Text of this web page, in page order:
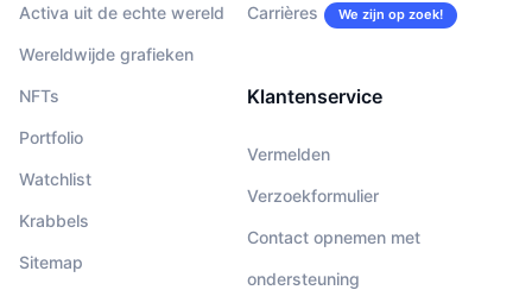
Activa uit de echte wereld
Wereldwijde grafieken
NFTs
Portfolio
Watchlist
Krabbels
Sitemap
Carrières We zijn op zoek!
Klantenservice
Vermelden
Verzoekformulier
Contact opnemen met
ondersteuning